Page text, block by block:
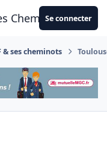
CheminotsSe connecter
& ses cheminots